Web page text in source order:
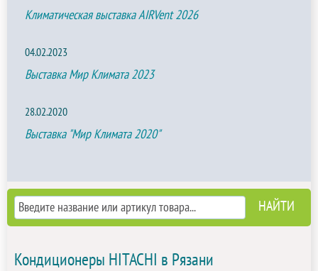
Климатическая выставка AIRVent 2026
04.02.2023
Выставка Мир Климата 2023
28.02.2020
Выставка "Мир Климата 2020"
Кондиционеры HITACHI в Рязани